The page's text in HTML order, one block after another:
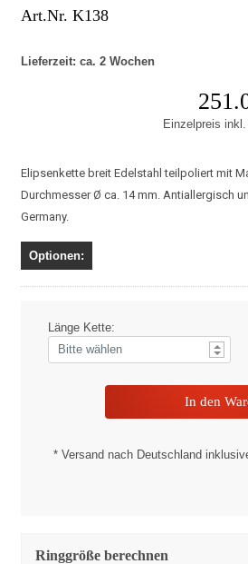
Art.Nr. K138
Lieferzeit: ca. 2 Wochen
Einzelpreis
Elipsenkette breit Edelstahl teilpoliert mit
Durchmesser Ø ca. 14 mm. Antiallergisch
Germany.
Optionen:
Länge Kette:
* Versand nach Deutschland
Ringgröße berechnen